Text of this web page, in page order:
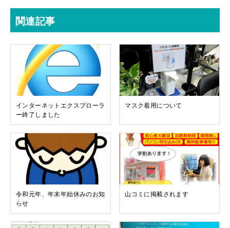
関連記事
インターネットエクスプローラ
ー終了しました
マスク着用について
令和元年、年末年始休みのお知
らせ
山コミに掲載されます